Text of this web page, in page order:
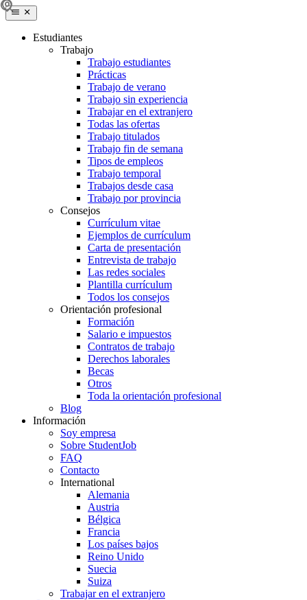
Estudiantes
Trabajo
Trabajo estudiantes
Prácticas
Trabajo de verano
Trabajo sin experiencia
Trabajar en el extranjero
Todas las ofertas
Trabajo titulados
Trabajo fin de semana
Tipos de empleos
Trabajo temporal
Trabajos desde casa
Trabajo por provincia
Consejos
Currículum vitae
Ejemplos de currículum
Carta de presentación
Entrevista de trabajo
Las redes sociales
Plantilla currículum
Todos los consejos
Orientación profesional
Formación
Salario e impuestos
Contratos de trabajo
Derechos laborales
Becas
Otros
Toda la orientación profesional
Blog
Información
Soy empresa
Sobre StudentJob
FAQ
Contacto
International
Alemania
Austria
Bélgica
Francia
Los países bajos
Reino Unido
Suecia
Suiza
Trabajar en el extranjero